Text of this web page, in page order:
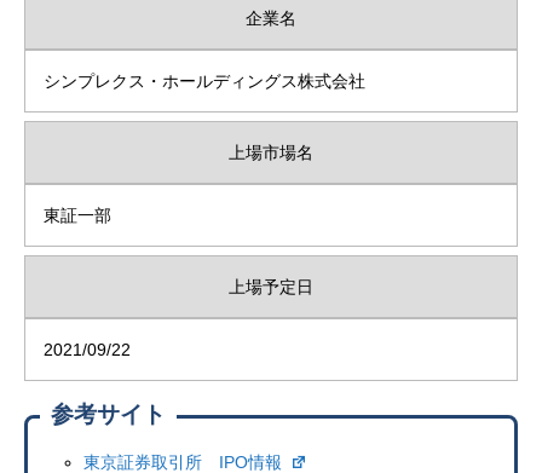
企業名
シンプレクス・ホールディングス株式会社
上場市場名
東証一部
上場予定日
2021/09/22
参考サイト
東京証券取引所 IPO情報